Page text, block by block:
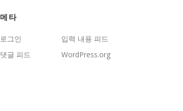
메타
로그인
입력 내용 피드
댓글 피드
WordPress.org